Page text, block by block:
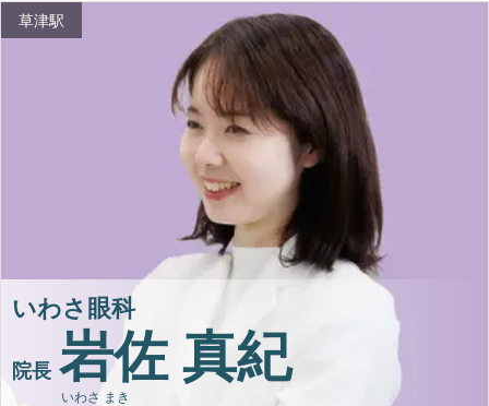
草津駅
いわさ眼科
院長 岩佐 真紀
いわさ まき